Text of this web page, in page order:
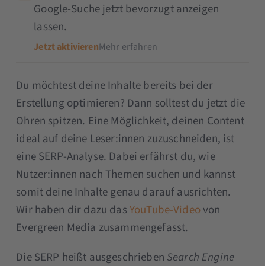
Google-Suche jetzt bevorzugt anzeigen
lassen.
Jetzt aktivierenMehr erfahren
Du möchtest deine Inhalte bereits bei der
Erstellung optimieren? Dann solltest du jetzt die
Ohren spitzen. Eine Möglichkeit, deinen Content
ideal auf deine Leser:innen zuzuschneiden, ist
eine SERP-Analyse. Dabei erfährst du, wie
Nutzer:innen nach Themen suchen und kannst
somit deine Inhalte genau darauf ausrichten.
Wir haben dir dazu dasYouTube-Videovon
Evergreen Media zusammengefasst.
Die SERP heißt ausgeschrieben Search Engine